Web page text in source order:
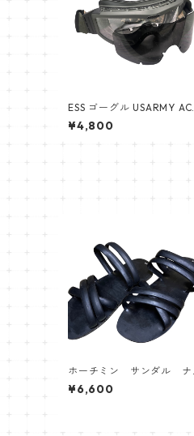
ESS ゴーグル USARMY ACU
UCP 透明&黒レンズ付き go
ggle アメリカ陸軍
¥4,800
ホーチミン サンダル ナ
ム戦 ベトナム
¥6,600